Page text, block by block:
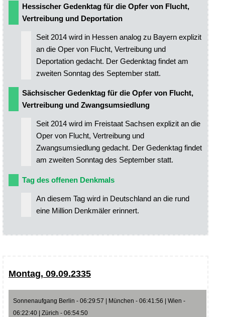
Hessischer Gedenktag für die Opfer von Flucht,
Vertreibung und Deportation
Seit 2014 wird in Hessen analog zu Bayern explizit
an die Oper von Flucht, Vertreibung und
Deportation gedacht. Der Gedenktag findet am
zweiten Sonntag des September statt.
Sächsischer Gedenktag für die Opfer von Flucht,
Vertreibung und Zwangsumsiedlung
Seit 2014 wird im Freistaat Sachsen explizit an die
Oper von Flucht, Vertreibung und
Zwangsumsiedlung gedacht. Der Gedenktag findet
am zweiten Sonntag des September statt.
Tag des offenen Denkmals
An diesem Tag wird in Deutschland an die rund
eine Million Denkmäler erinnert.
Montag, 09.09.2335
Sonnenaufgang Berlin - 06:29:57 | München - 06:41:56 | Wien -
06:22:40 | Zürich - 06:54:50